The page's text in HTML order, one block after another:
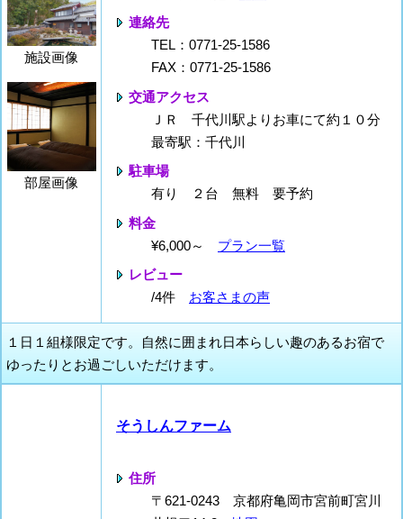
施設画像
部屋画像
連絡先
TEL：0771-25-1586
FAX：0771-25-1586
交通アクセス
ＪＲ 千代川駅よりお車にて約１０分
最寄駅：千代川
駐車場
有り ２台 無料 要予約
料金
¥6,000～ プラン一覧
レビュー
/4件 お客さまの声
１日１組様限定です。自然に囲まれ日本らしい趣のあるお宿で
ゆったりとお過ごしいただけます。
そうしんファーム
住所
〒621-0243 京都府亀岡市宮前町宮川